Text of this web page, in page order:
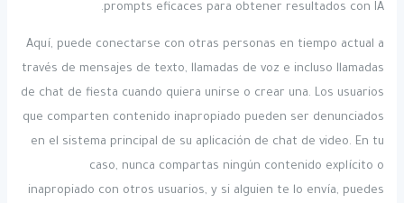
prompts eficaces para obtener resultados con IA.
Aquí, puede conectarse con otras personas en tiempo actual a
través de mensajes de texto, llamadas de voz e incluso llamadas
de chat de fiesta cuando quiera unirse o crear una. Los usuarios
que comparten contenido inapropiado pueden ser denunciados
en el sistema principal de su aplicación de chat de video. En tu
caso, nunca compartas ningún contenido explícito o
inapropiado con otros usuarios, y si alguien te lo envía, puedes